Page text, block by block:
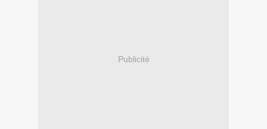
Publicité